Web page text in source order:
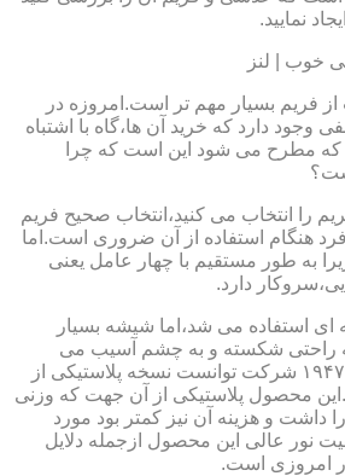
نمایید.
خوب | لنز
فریم بسیار مهم تر است.امروزه در
وجود دارد که خرید آن ها،گاه با اشتباه
مطرح می شود این است که چرا
را انتخاب می کنید،انتخاب صحیح فریم
هنگام استفاده از آن ضروری است.اما
به طور مستقیم با چهار عامل یعنی
دارد.
استفاده می شد،اما شیشه بسیار
راحتی شکسته و به چشم آسیب می
رساند.در نهایت در سال ۱۹۴۷ شرکت توانست نسخه پلاستیکی از
محصول پلاستیکی از آن جهت که وزنی
و هزینه آن نیز کمتر بود مورد
نور عالی این محصول ازجمله دلایل
امروزی است.